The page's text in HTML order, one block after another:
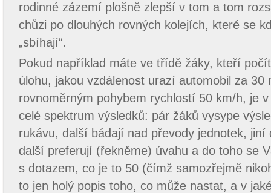
rodinné zázemí plošně zlepší v tom a tom
chůzi po dlouhých rovných kolejích, které se
„sbíhají“.
Pokud například máte ve třídě žáky, kteří
úlohu, jakou vzdálenost urazí automobil za 30
rovnoměrným pohybem rychlostí 50 km/h, je
celé spektrum výsledků: pár žáků vysype
rukávu, další bádají nad převody jednotek,
další preferují (řekněme) úvahu a do toho se
s dotazem, co je to 50 (čímž samozřejmě
to jen holý popis toho, co může nastat, a v